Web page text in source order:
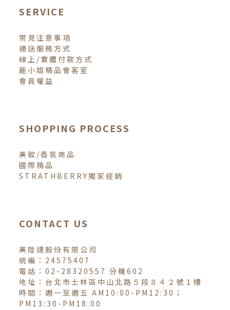
SERVICE
常見注意事項
運送服務方式
線上/實體付款方式
鹿小姐精品會客室
會員權益
SHOPPING PROCESS
美妝/香氛商品
國際精品
STRATHBERRY獨家經銷
CONTACT US
美陸達股份有限公司
統編：24575407
電話：02-28320557 分機602
地址：台北市士林區中山北路５段８４２號１樓
時間：週一至週五 AM10:00-PM12:30；
PM13:30-PM18:00